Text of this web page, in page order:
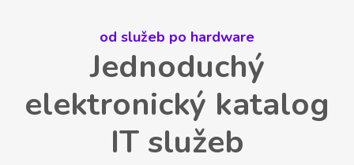
od služeb po hardware
Jednoduchý
elektronický katalog
IT služeb